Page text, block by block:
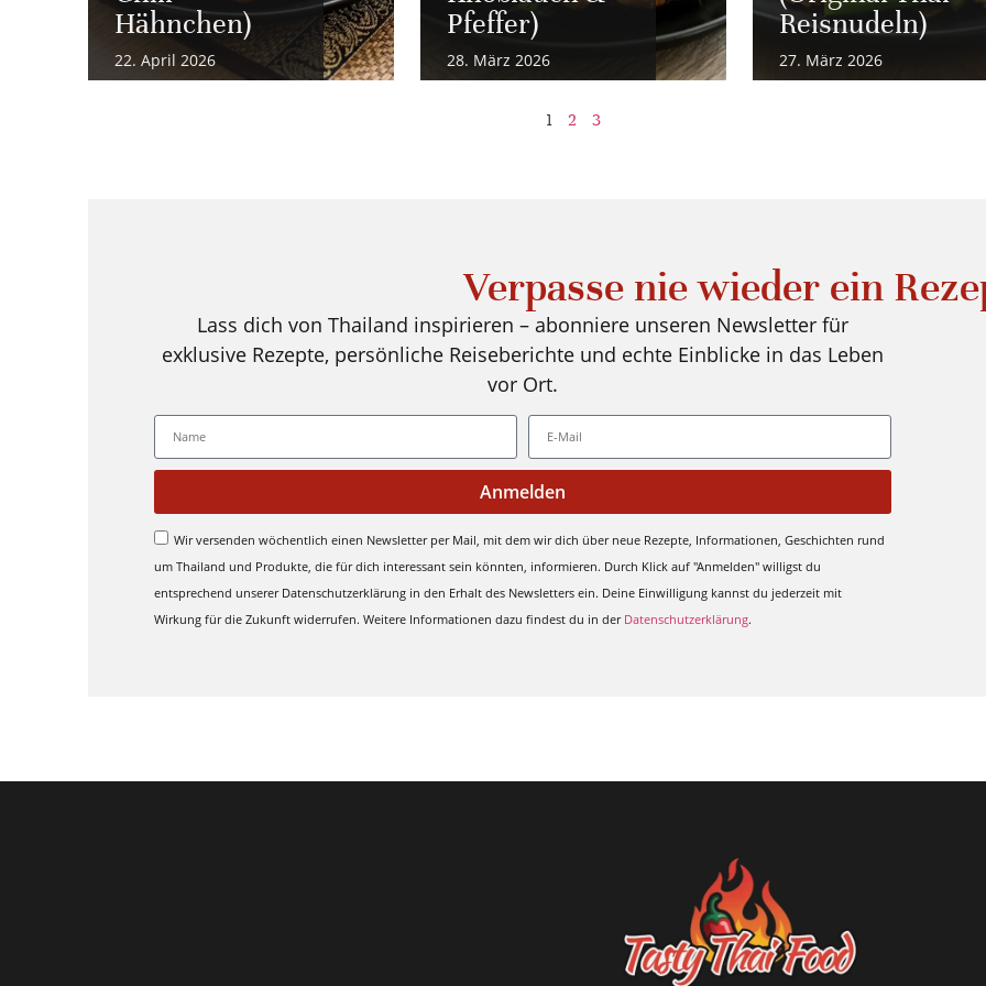
Hähnchen)
22. April 2026
Pfeffer)
28. März 2026
Reisnudeln)
27. März 2026
1 2 3
Verpasse nie wieder ein
Lass dich von Thailand inspirieren – abonniere unseren Newsletter für
exklusive Rezepte, persönliche Reiseberichte und echte Einblicke in das Leben
vor Ort.
Wir versenden wöchentlich einen Newsletter per Mail, mit dem wir dich über neue Rezepte, Informationen, Geschichten rund
um Thailand und Produkte, die für dich interessant sein könnten, informieren. Durch Klick auf "Anmelden" willigst du
entsprechend unserer Datenschutzerklärung in den Erhalt des Newsletters ein. Deine Einwilligung kannst du jederzeit mit
Wirkung für die Zukunft widerrufen. Weitere Informationen dazu findest du in der Datenschutzerklärung.
Anmelden